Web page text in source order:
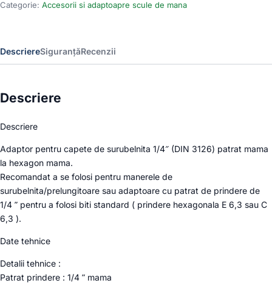
pentru
23780,
25mm
Categorie: Accesorii si adaptoapre scule de mana
DescriereSiguranțăRecenzii
Descriere
Descriere
Adaptor pentru capete de surubelnita 1/4″ (DIN 3126) patrat mama
la hexagon mama.
Recomandat a se folosi pentru manerele de
surubelnita/prelungitoare sau adaptoare cu patrat de prindere de
1/4 ” pentru a folosi biti standard ( prindere hexagonala E 6,3 sau C
6,3 ).
Date tehnice
Detalii tehnice :
Patrat prindere : 1/4 ” mama